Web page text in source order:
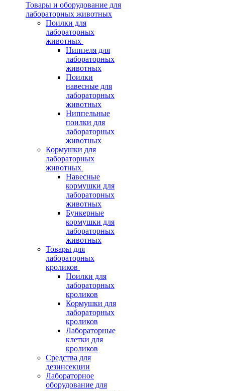
Товары и оборудование для
лабораторных животных
Поилки для
лабораторных
животных
Ниппеля для
лабораторных
животных
Поилки
навесные для
лабораторных
животных
Ниппельные
поилки для
лабораторных
животных
Кормушки для
лабораторных
животных
Навесные
кормушки для
лабораторных
животных
Бункерные
кормушки для
лабораторных
животных
Товары для
лабораторных
кроликов
Поилки для
лабораторных
кроликов
Кормушки для
лабораторных
кроликов
Лабораторные
клетки для
кроликов
Средства для
дезинсекции
Лабораторное
оборудование для